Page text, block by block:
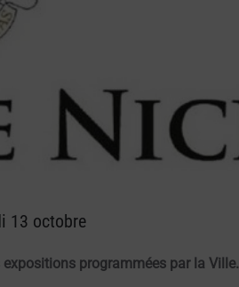
13 octobre
programmées par la Ville.